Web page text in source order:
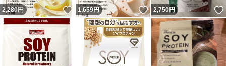
2,280円 いいね！
1,659円 いいね！
2,750円